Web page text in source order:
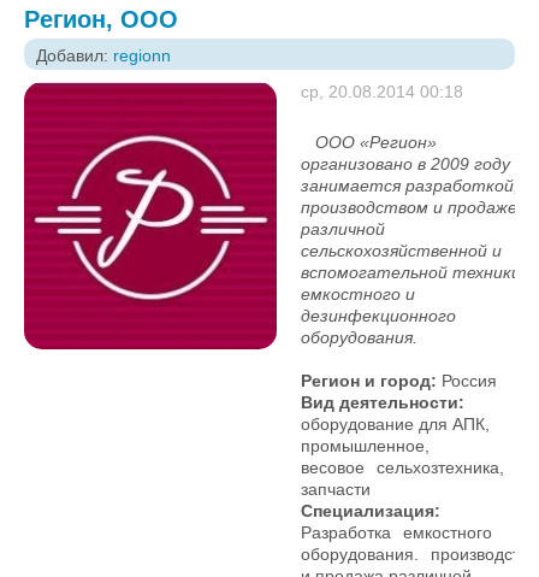
Регион, ООО
Добавил: regionn
ср, 20.08.2014 00:18
ООО «Регион»
организовано в 2009 году и
занимается разработкой,
производством и продажей
различной
сельскохозяйственной и
вспомогательной техники,
емкостного и
дезинфекционного
оборудования.
Регион и город: Россия
Вид деятельности:
оборудование для АПК,
промышленное,
весовое
сельхозтехника,
запчасти
Специализация:
Разработка
емкостного
оборудования.
производство